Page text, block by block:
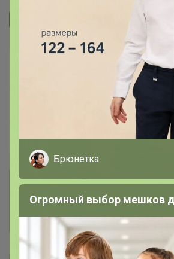
2.6K
Пристрой
Комментарии к лотам
Отзывы участников
Брюнетка
Огромный выбор мешков